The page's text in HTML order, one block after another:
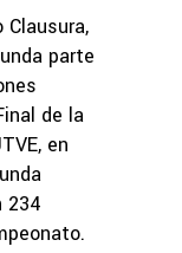
parte
de la
en
234